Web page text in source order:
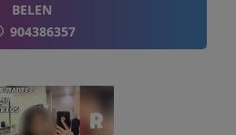
BELEN
904386357